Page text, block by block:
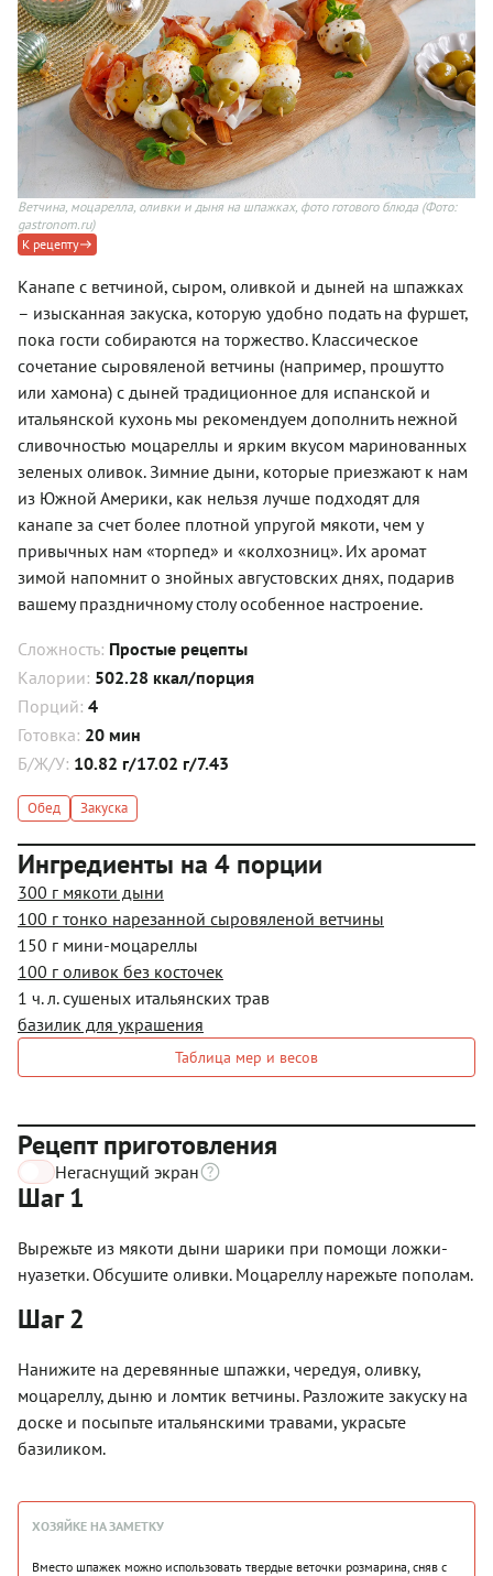
Ветчина, моцарелла, оливки и дыня на шпажках, фото готового блюда (Фото:
gastronom.ru)
К рецепту
Канапе с ветчиной, сыром, оливкой и дыней на шпажках
– изысканная закуска, которую удобно подать на фуршет,
пока гости собираются на торжество. Классическое
сочетание сыровяленой ветчины (например, прошутто
или хамона) с дыней традиционное для испанской и
итальянской кухонь мы рекомендуем дополнить нежной
сливочностью моцареллы и ярким вкусом маринованных
зеленых оливок. Зимние дыни, которые приезжают к нам
из Южной Америки, как нельзя лучше подходят для
канапе за счет более плотной упругой мякоти, чем у
привычных нам «торпед» и «колхозниц». Их аромат
зимой напомнит о знойных августовских днях, подарив
вашему праздничному столу особенное настроение.
Сложность: Простые рецепты
Калории: 502.28 ккал/порция
Порций: 4
Готовка: 20 мин
Б/Ж/У: 10.82 г/17.02 г/7.43
Обед Закуска
Ингредиенты на 4 порции
300 г мякоти дыни
100 г тонко нарезанной сыровяленой ветчины
150 г мини-моцареллы
100 г оливок без косточек
1 ч. л. сушеных итальянских трав
базилик для украшения
Таблица мер и весов
Рецепт приготовления
Негаснущий экран
Шаг 1
Вырежьте из мякоти дыни шарики при помощи ложки-
нуазетки. Обсушите оливки. Моцареллу нарежьте пополам.
Шаг 2
Нанижите на деревянные шпажки, чередуя, оливку,
моцареллу, дыню и ломтик ветчины. Разложите закуску на
доске и посыпьте итальянскими травами, украсьте
базиликом.
ХОЗЯЙКЕ НА ЗАМЕТКУ
Вместо шпажек можно использовать твердые веточки розмарина, сняв с